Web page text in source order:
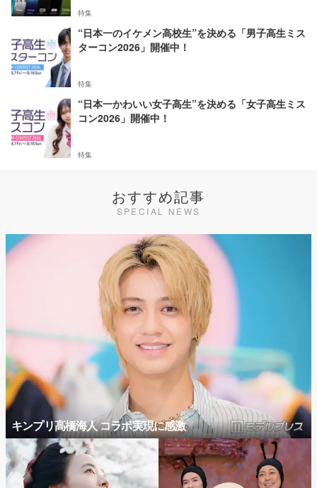
特集
“日本一のイケメン高校生”を決める「男子高生ミス
ターコン2026」開催中！
特集
“日本一かわいい女子高生”を決める「女子高生ミス
コン2026」開催中！
特集
おすすめ記事
SPECIAL NEWS
キンプリ高橋海人 コラボ実現に感激